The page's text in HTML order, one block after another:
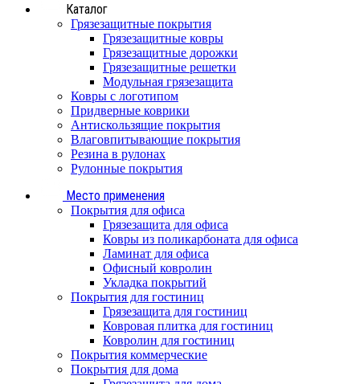
Каталог
Грязезащитные покрытия
Грязезащитные ковры
Грязезащитные дорожки
Грязезащитные решетки
Модульная грязезащита
Ковры с логотипом
Придверные коврики
Антискользящие покрытия
Влаговпитывающие покрытия
Резина в рулонах
Рулонные покрытия
Место применения
Покрытия для офиса
Грязезащита для офиса
Ковры из поликарбоната для офиса
Ламинат для офиса
Офисный ковролин
Укладка покрытий
Покрытия для гостиниц
Грязезащита для гостиниц
Ковровая плитка для гостиниц
Ковролин для гостиниц
Покрытия коммерческие
Покрытия для дома